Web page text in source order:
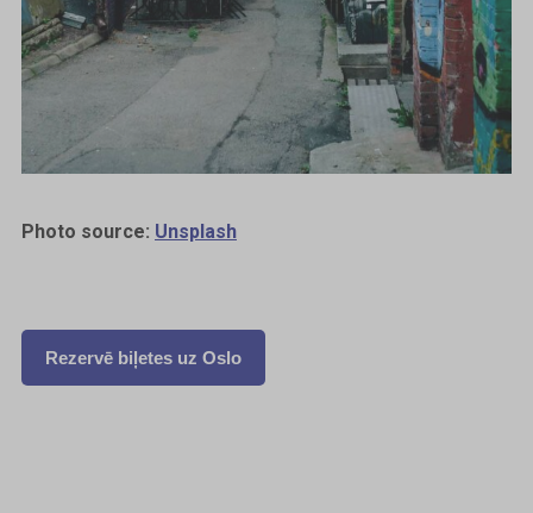
Photo source: Unsplash
Rezervē biļetes uz Oslo